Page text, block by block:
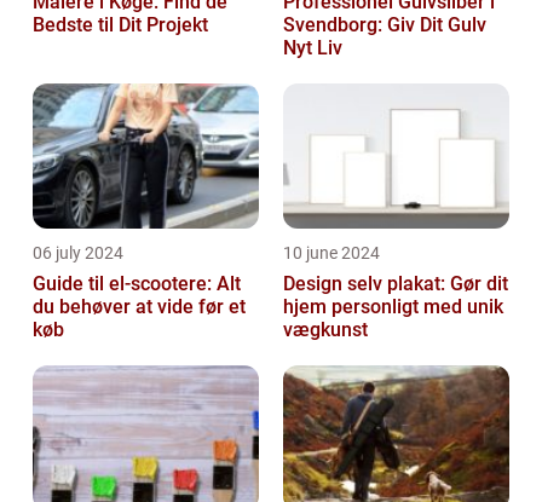
Bedste til Dit Projekt
Svendborg: Giv Dit Gulv
Nyt Liv
06 july 2024
Guide til el-scootere: Alt
du behøver at vide før et
køb
10 june 2024
Design selv plakat: Gør dit
hjem personligt med unik
vægkunst